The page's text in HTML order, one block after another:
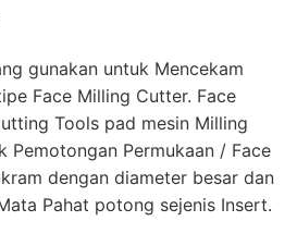
gunakan untuk Mencekam
Face Milling Cutter. Face
Tools pad mesin Milling
Pemotongan Permukaan / Face
dengan diameter besar dan
Pahat potong sejenis Insert.